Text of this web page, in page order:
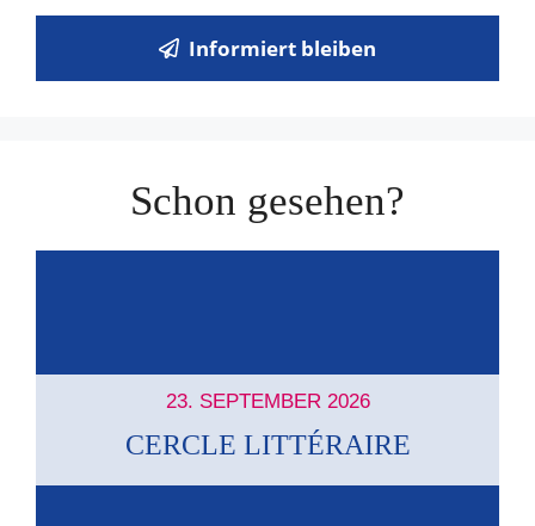
Informiert bleiben
Schon gesehen?
23. SEPTEMBER 2026
CERCLE LITTÉRAIRE